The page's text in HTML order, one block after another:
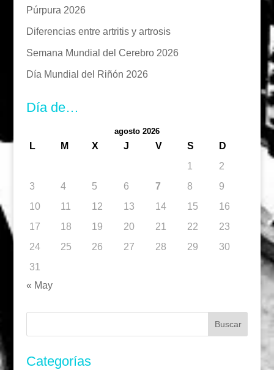
Púrpura 2026
Diferencias entre artritis y artrosis
Semana Mundial del Cerebro 2026
Día Mundial del Riñón 2026
Día de…
agosto 2026
L M X J V S
D
1
2
3
4 5 6 7 8
9
10
11 12 13 14 15
16
17
18 19 20 21 22
23
24
25 26 27 28 29
30
31
« May
Categorías